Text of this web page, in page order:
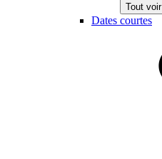
Tout voir
Dates courtes